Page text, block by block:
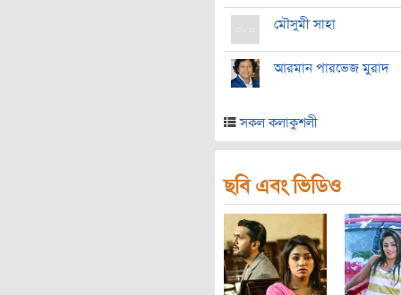
মৌসুমী ‍সাহা
আরমান পারভেজ মুরাদ
সকল কলাকুশলী
ছবি এবং ভিডিও